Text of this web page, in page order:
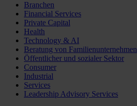
Branchen
Financial Services
Private Capital
Health
Technology & AI
Beratung von Familienunternehmen
Öffentlicher und sozialer Sektor
Consumer
Industrial
Services
Leadership Advisory Services